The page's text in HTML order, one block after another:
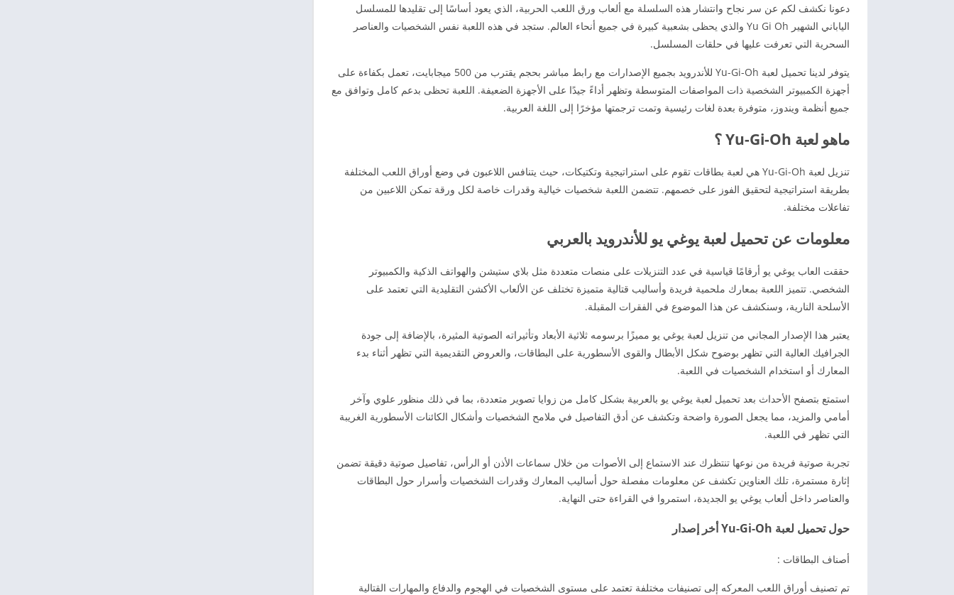
دعونا نكشف لكم عن سر نجاح وانتشار هذه السلسلة مع ألعاب ورق اللعب الحربية، الذي يعود أساسًا إلى تقليدها للمسلسل
الياباني الشهير Yu Gi Oh والذي يحظى بشعبية كبيرة في جميع أنحاء العالم. ستجد في هذه اللعبة نفس الشخصيات والعناصر
السحرية التي تعرفت عليها في حلقات المسلسل.
يتوفر لدينا تحميل لعبة Yu-Gi-Oh للأندرويد بجميع الإصدارات مع رابط مباشر بحجم يقترب من 500 ميجابايت، تعمل بكفاءة على
أجهزة الكمبيوتر الشخصية ذات المواصفات المتوسطة وتظهر أداءً جيدًا على الأجهزة الضعيفة. اللعبة تحظى بدعم كامل وتوافق مع
جميع أنظمة ويندوز، متوفرة بعدة لغات رئيسية وتمت ترجمتها مؤخرًا إلى اللغة العربية.
ماهو لعبة Yu-Gi-Oh ؟
تنزيل لعبة Yu-Gi-Oh هي لعبة بطاقات تقوم على استراتيجية وتكتيكات، حيث يتنافس اللاعبون في وضع أوراق اللعب المختلفة
بطريقة استراتيجية لتحقيق الفوز على خصمهم. تتضمن اللعبة شخصيات خيالية وقدرات خاصة لكل ورقة تمكن اللاعبين من
تفاعلات مختلفة.
معلومات عن تحميل لعبة يوغي يو للأندرويد بالعربي
حققت العاب يوغي يو أرقامًا قياسية في عدد التنزيلات على منصات متعددة مثل بلاي ستيشن والهواتف الذكية والكمبيوتر
الشخصي. تتميز اللعبة بمعارك ملحمية فريدة وأساليب قتالية متميزة تختلف عن الألعاب الأكشن التقليدية التي تعتمد على
الأسلحة النارية، وسنكشف عن هذا الموضوع في الفقرات المقبلة.
يعتبر هذا الإصدار المجاني من تنزيل لعبة يوغي يو مميزًا برسومه ثلاثية الأبعاد وتأثيراته الصوتية المثيرة، بالإضافة إلى جودة
الجرافيك العالية التي تظهر بوضوح شكل الأبطال والقوى الأسطورية على البطاقات، والعروض التقديمية التي تظهر أثناء بدء
المعارك أو استخدام الشخصيات في اللعبة.
استمتع بتصفح الأحداث بعد تحميل لعبة يوغي يو بالعربية بشكل كامل من زوايا تصوير متعددة، بما في ذلك منظور علوي وآخر
أمامي والمزيد، مما يجعل الصورة واضحة وتكشف عن أدق التفاصيل في ملامح الشخصيات وأشكال الكائنات الأسطورية الغريبة
التي تظهر في اللعبة.
تجربة صوتية فريدة من نوعها تنتظرك عند الاستماع إلى الأصوات من خلال سماعات الأذن أو الرأس، تفاصيل صوتية دقيقة تضمن
إثارة مستمرة، تلك العناوين تكشف عن معلومات مفصلة حول أساليب المعارك وقدرات الشخصيات وأسرار حول البطاقات
والعناصر داخل ألعاب يوغي يو الجديدة، استمروا في القراءة حتى النهاية.
حول تحميل لعبة Yu-Gi-Oh أخر إصدار
أصناف البطاقات :
تم تصنيف أوراق اللعب المعركه إلى تصنيفات مختلفة تعتمد على مستوى الشخصيات في الهجوم والدفاع والمهارات القتالية